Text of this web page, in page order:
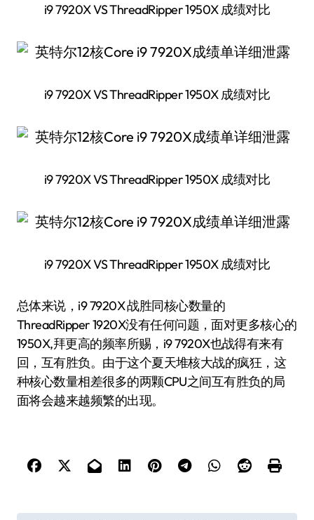
i9 7920X VS ThreadRipper 1950X 成绩对比
i9 7920X VS ThreadRipper 1950X 成绩对比
i9 7920X VS ThreadRipper 1950X 成绩对比
i9 7920X VS ThreadRipper 1950X 成绩对比
总体来说，i9 7920X 战胜同核心数量的
ThreadRipper 1920X没有任何问题，面对更多核心的
1950X,拜更高的频率所赐，i9 7920X也战得有来有
回，互有胜负。由于这个夏天堆核大战的疯狂，这
种核心数量相差很多的两颗CPU之间互有胜负的局
面将会越来越频繁的出现。